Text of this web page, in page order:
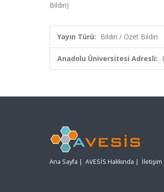
Bildiri)
Yayın Türü: Bildiri / Özet Bildiri
Anadolu Üniversitesi Adresli:
Ana Sayfa | AVESİS Hakkında | İletişim